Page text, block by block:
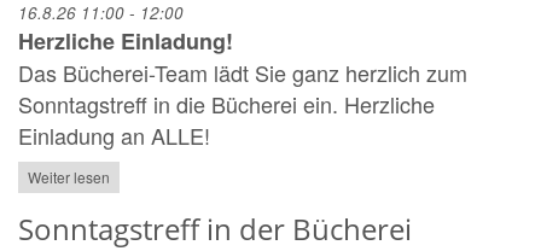
16.8.26 11:00 - 12:00
Herzliche Einladung!
Das Bücherei-Team lädt Sie ganz herzlich zum
Sonntagstreff in die Bücherei ein. Herzliche
Einladung an ALLE!
Weiter lesen
Sonntagstreff in der Bücherei